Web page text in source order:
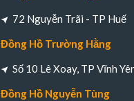
72 Nguyễn Trãi - TP Huế
Đồng Hồ Trường Hằng
Số 10 Lê Xoay, TP Vĩnh
Đồng Hồ Nguyễn Tùng